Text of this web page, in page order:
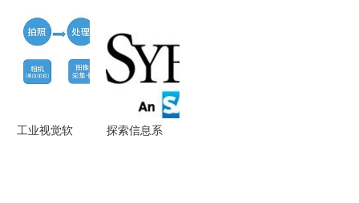
定制化开发
不容忽视
工业视觉软
探索信息系